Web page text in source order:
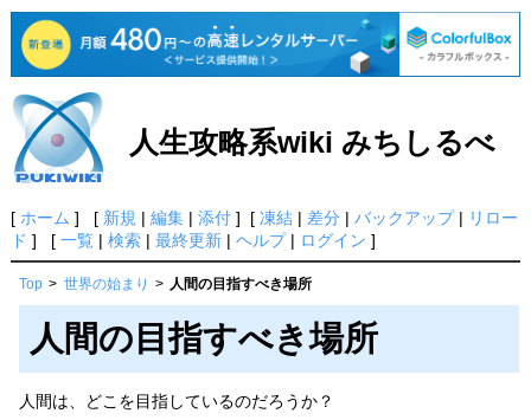
人生攻略系wiki みちしるべ
[ ホーム ] [ 新規 | 編集| 添付] [ 凍結| 差分| バックアップ| リロー
ド ] [ 一覧| 検索| 最終更新| ヘルプ| ログイン ]
Top > 世界の始まり > 人間の目指すべき場所
人間の目指すべき場所
人間は、どこを目指しているのだろうか？